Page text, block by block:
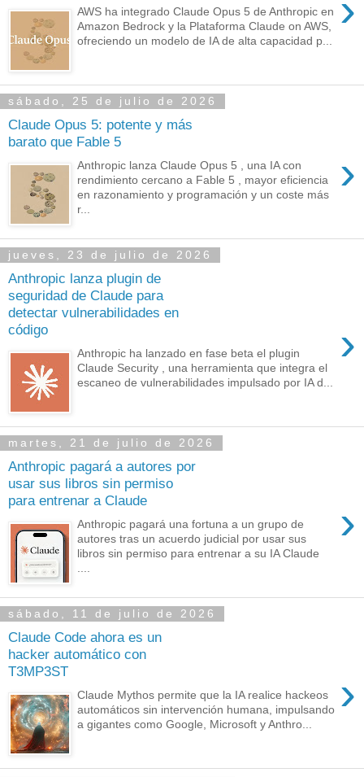
AWS ha integrado Claude Opus 5 de Anthropic en
Amazon Bedrock y la Plataforma Claude on AWS,
ofreciendo un modelo de IA de alta capacidad p...
sábado, 25 de julio de 2026
Claude Opus 5: potente y más
barato que Fable 5
›
Anthropic lanza Claude Opus 5 , una IA con
rendimiento cercano a Fable 5 , mayor eficiencia
en razonamiento y programación y un coste más
r...
jueves, 23 de julio de 2026
Anthropic lanza plugin de
seguridad de Claude para
detectar vulnerabilidades en
código
›
Anthropic ha lanzado en fase beta el plugin
Claude Security , una herramienta que integra el
escaneo de vulnerabilidades impulsado por IA d...
martes, 21 de julio de 2026
Anthropic pagará a autores por
usar sus libros sin permiso
para entrenar a Claude
›
Anthropic pagará una fortuna a un grupo de
autores tras un acuerdo judicial por usar sus
libros sin permiso para entrenar a su IA Claude
sábado, 11 de julio de 2026
Claude Code ahora es un
hacker automático con
T3MP3ST
›
Claude Mythos permite que la IA realice hackeos
automáticos sin intervención humana, impulsando
a gigantes como Google, Microsoft y Anthro...